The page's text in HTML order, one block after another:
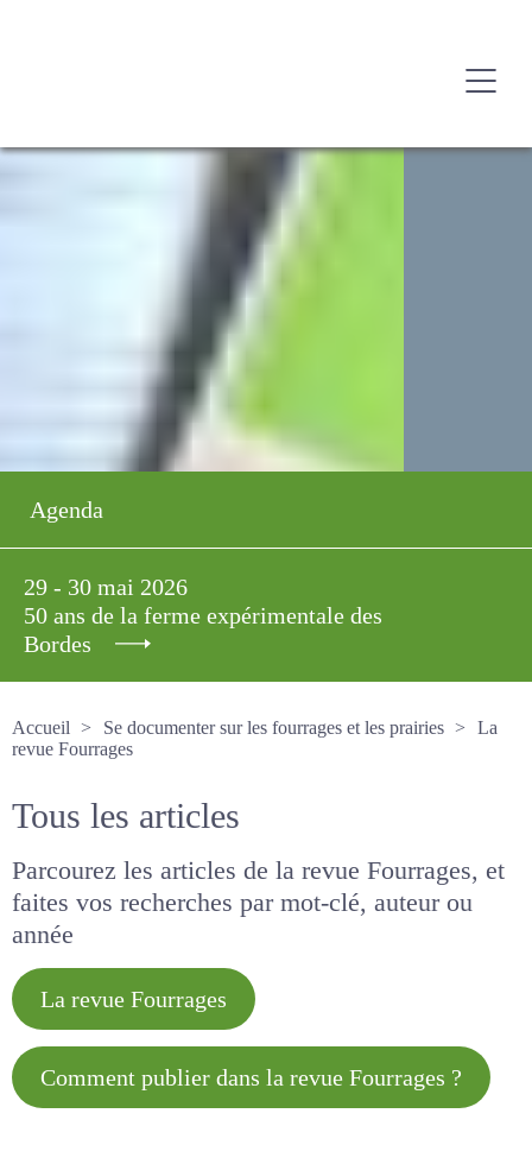
Agenda
29 - 30 mai 2026
50 ans de la ferme expérimentale des
Bordes
Accueil
Se documenter sur les fourrages et les prairies
La revue Fourrages
Tous les articles
Parcourez les articles de la revue Fourrages, et
faites vos recherches par mot-clé, auteur ou
année
La revue Fourrages
Comment publier dans la revue